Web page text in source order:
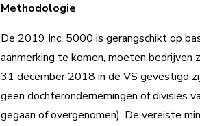
Methodologie
De 2019 Inc. 5000 is gerangschikt op
aanmerking te komen, moeten
31 december 2018 in de VS gevestigd
geen dochterondernemingen of divisies
gegaan of overgenomen). De vereiste